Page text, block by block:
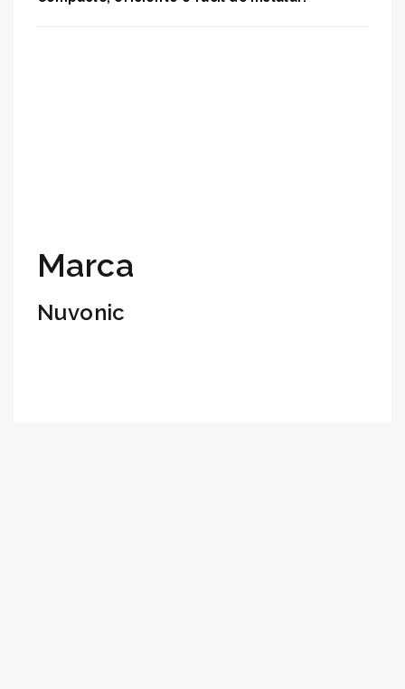
Marca
Nuvonic